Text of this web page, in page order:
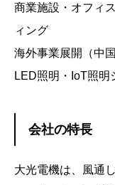
商業施設・オフィ
ィング
海外事業展開（中
LED照明・IoT照明
会社の特長
大光電機は、風通